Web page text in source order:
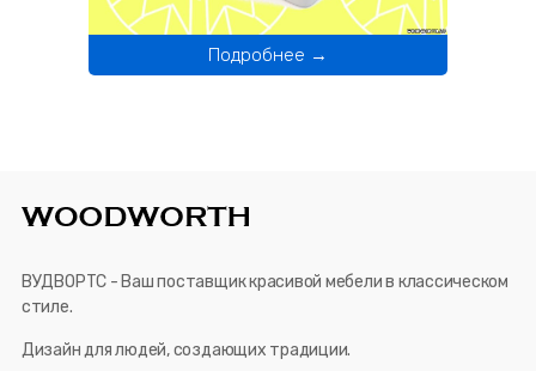
Подробнее →
ВУДВОРТС - Ваш поставщик красивой мебели в классическом
стиле.
Дизайн для людей, создающих традиции.